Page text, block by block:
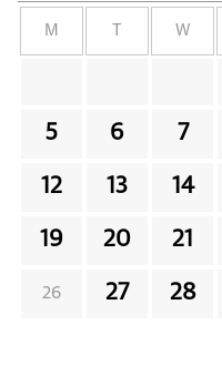
M W
5 6 7
12 13 14
19 20 21
26 27 28